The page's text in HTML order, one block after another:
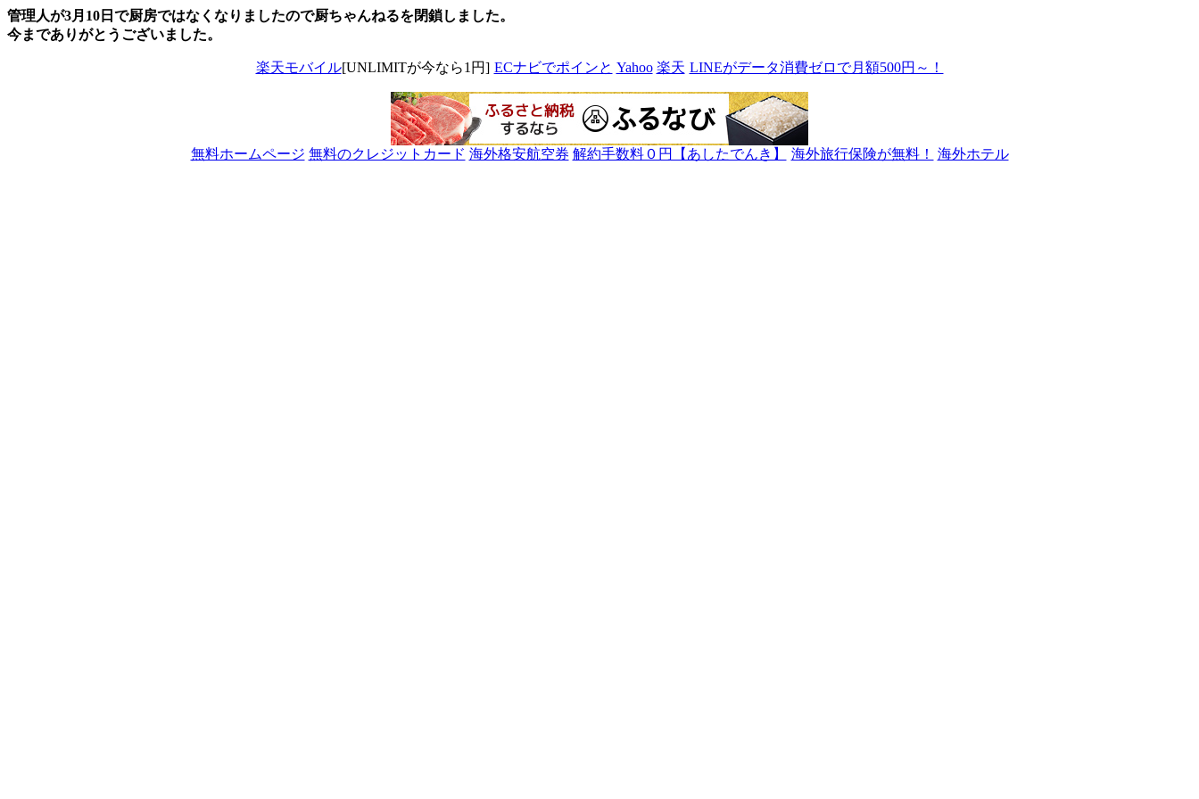
管理人が3月10日で厨房ではなくなりましたので厨ちゃんねるを閉鎖しました。
今までありがとうございました。
楽天モバイル[UNLIMITが今なら1円] ECナビでポインと Yahoo 楽天 LINEがデータ消費ゼロで月額500円～！
無料ホームページ 無料のクレジットカード 海外格安航空券 解約手数料０円【あしたでんき】 海外旅行保険が無料！ 海外ホテル